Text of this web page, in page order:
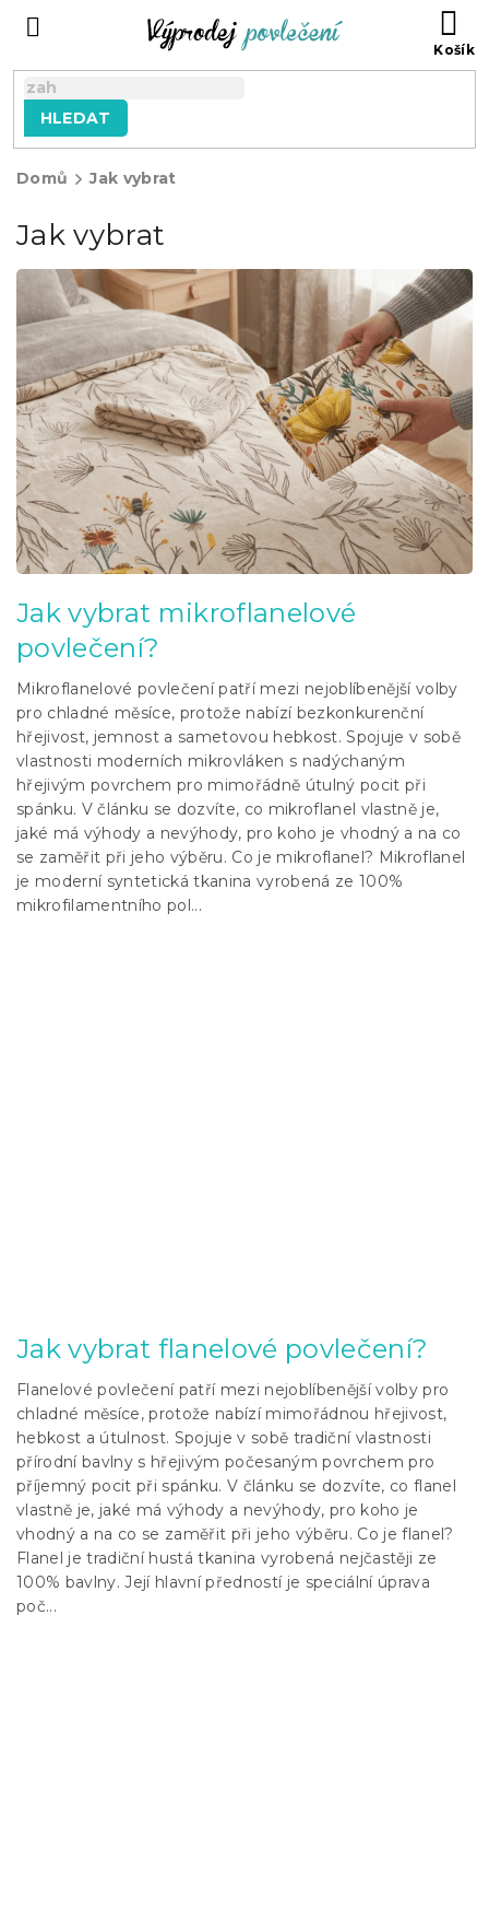
HLEDAT
Domů Jak vybrat
Jak vybrat
V
ý
p
i
s
č
l
á
n
k
ů
Jak vybrat mikroflanelové
povlečení?
Mikroflanelové povlečení patří mezi nejoblíbenější volby
pro chladné měsíce, protože nabízí bezkonkurenční
hřejivost, jemnost a sametovou hebkost. Spojuje v sobě
vlastnosti moderních mikrovláken s nadýchaným
hřejivým povrchem pro mimořádně útulný pocit při
spánku. V článku se dozvíte, co mikroflanel vlastně je,
jaké má výhody a nevýhody, pro koho je vhodný a na co
se zaměřit při jeho výběru. Co je mikroflanel? Mikroflanel
je moderní syntetická tkanina vyrobená ze 100%
mikrofilamentního pol...
Jak vybrat flanelové povlečení?
Flanelové povlečení patří mezi nejoblíbenější volby pro
chladné měsíce, protože nabízí mimořádnou hřejivost,
hebkost a útulnost. Spojuje v sobě tradiční vlastnosti
přírodní bavlny s hřejivým počesaným povrchem pro
příjemný pocit při spánku. V článku se dozvíte, co flanel
vlastně je, jaké má výhody a nevýhody, pro koho je
vhodný a na co se zaměřit při jeho výběru. Co je flanel?
Flanel je tradiční hustá tkanina vyrobená nejčastěji ze
100% bavlny. Její hlavní předností je speciální úprava
poč...